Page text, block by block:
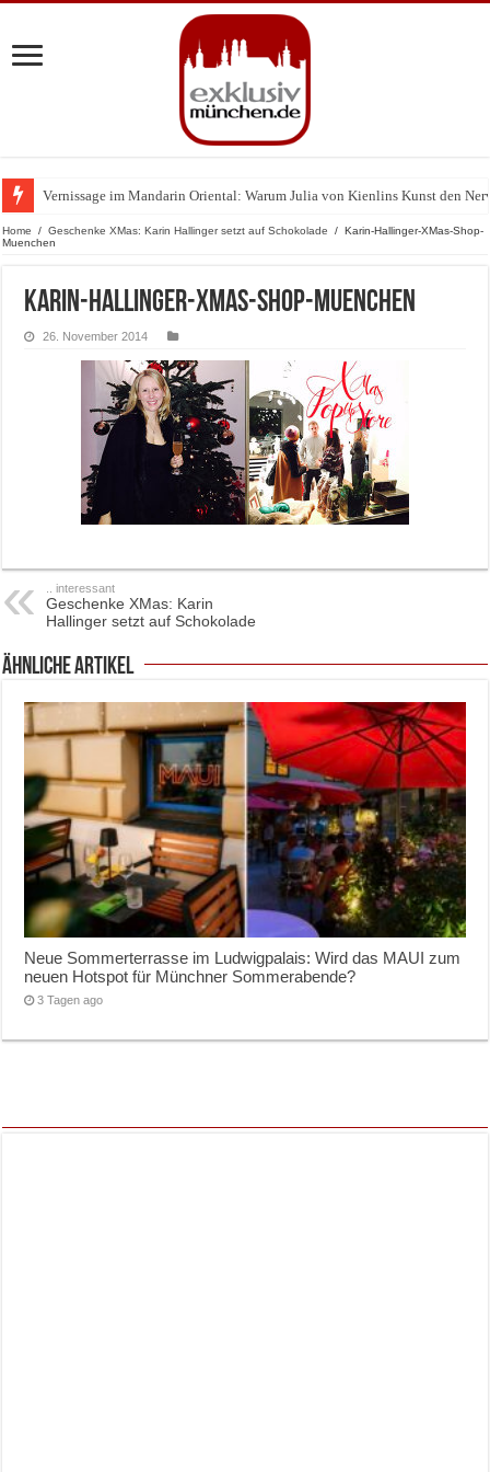
Vernissage im Mandarin Oriental: Warum Julia von Kienlins Kunst den
Home / Geschenke XMas: Karin Hallinger setzt auf Schokolade / Karin-Hallinger-XMas-Shop-
Muenchen
Karin-Hallinger-XMas-Shop-Muenchen
26. November 2014
.. interessant
Geschenke XMas: Karin
Hallinger setzt auf Schokolade
ähnliche Artikel
Neue Sommerterrasse im Ludwigpalais: Wird das MAUI zum
neuen Hotspot für Münchner Sommerabende?
3 Tagen ago